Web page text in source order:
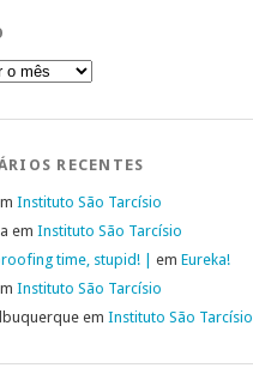
RECENTES
Instituto São Tarcísio
em Instituto São Tarcísio
time, stupid! | em Eureka!
Instituto São Tarcísio
em Instituto São Tarcísio